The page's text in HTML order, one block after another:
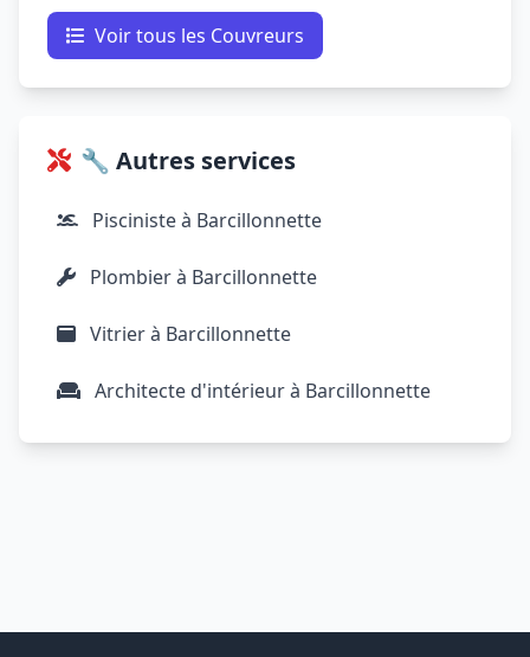
Voir tous les Couvreurs
🔧 Autres services
Pisciniste à Barcillonnette
Plombier à Barcillonnette
Vitrier à Barcillonnette
Architecte d'intérieur à Barcillonnette